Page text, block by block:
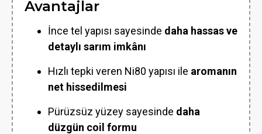
Avantajlar
İnce tel yapısı sayesinde daha hassas ve
detaylı sarım imkânı
Hızlı tepki veren Ni80 yapısı ile aromanın
net hissedilmesi
Pürüzsüz yüzey sayesinde daha
düzgün coil formu